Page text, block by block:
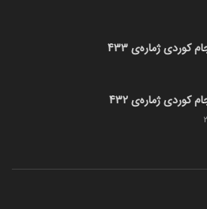
کوردی ژمارەی 433
کوردی ژمارەی 432